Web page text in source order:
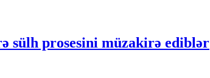
sülh prosesini müzakirə ediblər